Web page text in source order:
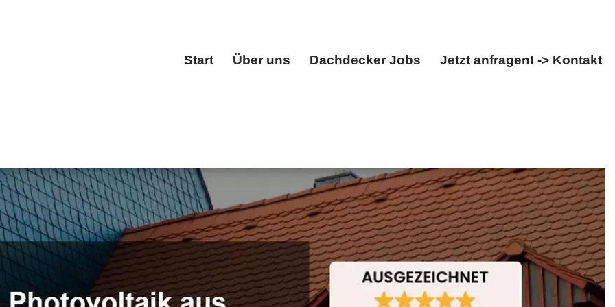
Start Über uns Dachdecker Jobs Jetzt anfragen! -> Kontakt
Dachfenster, Dachgauben, Dachstuhl anschauen. ✓Dachfenster, ✓Dachdecker,
Sie ➡️ BOHN, Ihr Dachdeckermeister für Weidenbach. Gestalten Sie die Zukunft mit uns ✉.